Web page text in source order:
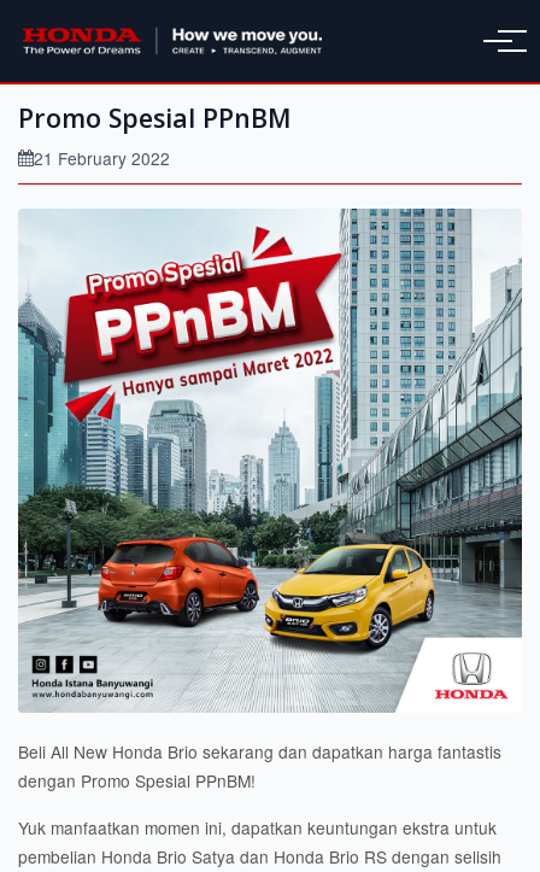
Promo Spesial PPnBM
21 February 2022
Beli All New Honda Brio sekarang dan dapatkan harga fantastis
dengan Promo Spesial PPnBM!
Yuk manfaatkan momen ini, dapatkan keuntungan ekstra untuk
pembelian Honda Brio Satya dan Honda Brio RS dengan selisih